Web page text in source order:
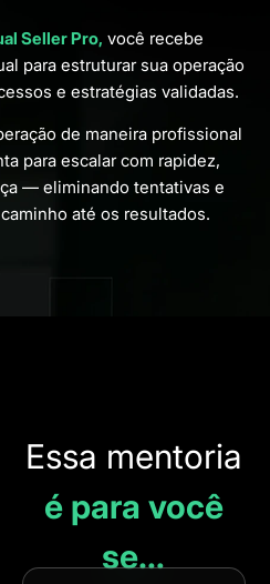
Seller Pro, você recebe
para estruturar sua operação
e estratégias validadas.
de maneira profissional
para escalar com rapidez,
— eliminando tentativas e
até os resultados.
Essa mentoria
é para você
se…